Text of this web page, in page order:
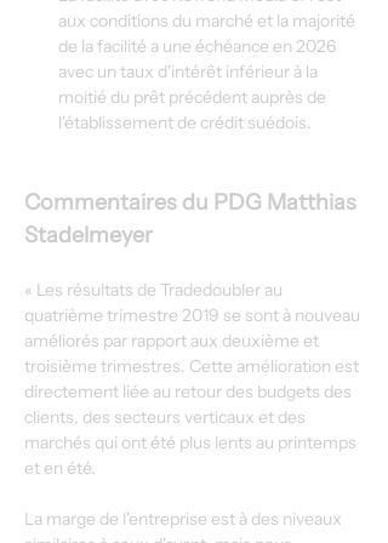
aux conditions du marché et la majorité
de la facilité a une échéance en 2026
avec un taux d'intérêt inférieur à la
moitié du prêt précédent auprès de
l'établissement de crédit suédois.
Commentaires du PDG Matthias
Stadelmeyer
« Les résultats de Tradedoubler au
quatrième trimestre 2019 se sont à nouveau
améliorés par rapport aux deuxième et
troisième trimestres. Cette amélioration est
directement liée au retour des budgets des
clients, des secteurs verticaux et des
marchés qui ont été plus lents au printemps
et en été.
La marge de l'entreprise est à des niveaux